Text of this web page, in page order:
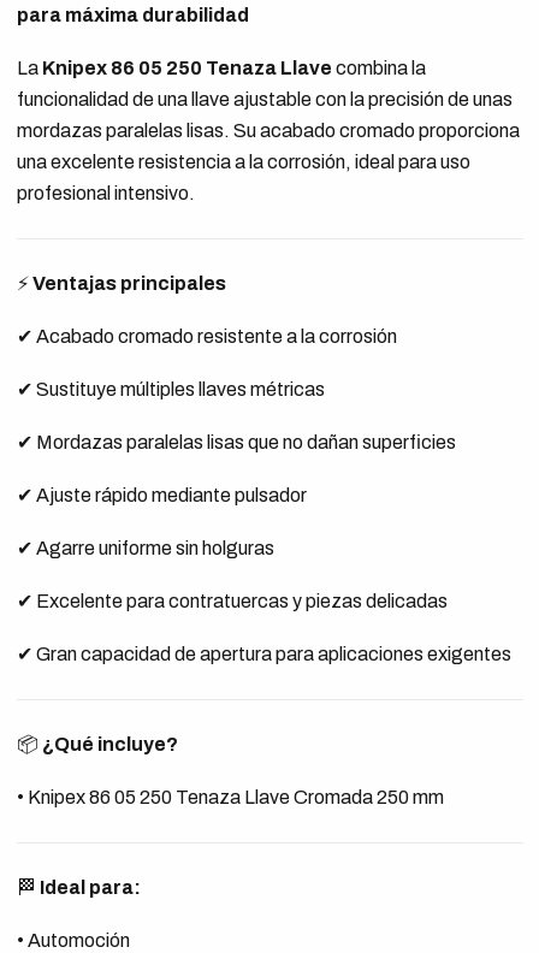
para máxima durabilidad
La Knipex 86 05 250 Tenaza Llave combina la
funcionalidad de una llave ajustable con la precisión de unas
mordazas paralelas lisas. Su acabado cromado proporciona
una excelente resistencia a la corrosión, ideal para uso
profesional intensivo.
⚡Ventajas principales
✔ Acabado cromado resistente a la corrosión
✔ Sustituye múltiples llaves métricas
✔ Mordazas paralelas lisas que no dañan superficies
✔ Ajuste rápido mediante pulsador
✔ Agarre uniforme sin holguras
✔ Excelente para contratuercas y piezas delicadas
✔ Gran capacidad de apertura para aplicaciones exigentes
📦 ¿Qué incluye?
• Knipex 86 05 250 Tenaza Llave Cromada 250 mm
🏁 Ideal para:
• Automoción